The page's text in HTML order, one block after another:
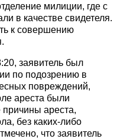
милиции, где с
в качестве свидетеля.
к совершению
заявитель был
по подозрению в
повреждений,
ареста были
ареста,
без каких-либо
что заявитель